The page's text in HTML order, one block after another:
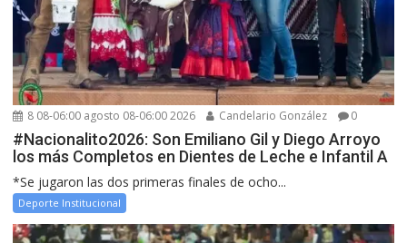
8 08-06:00 agosto 08-06:00 2026 Candelario González 0
#Nacionalito2026: Son Emiliano Gil y Diego Arroyo
los más Completos en Dientes de Leche e Infantil A
*Se jugaron las dos primeras finales de ocho...
Deporte Institucional